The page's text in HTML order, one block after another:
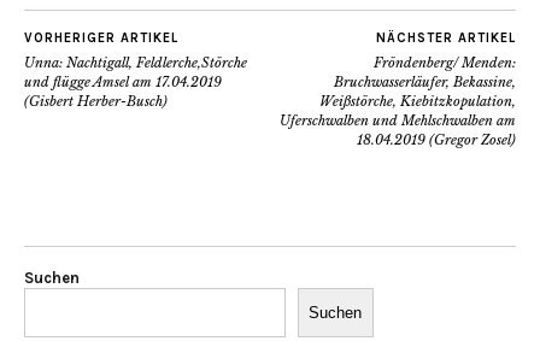
VORHERIGER ARTIKEL
Unna: Nachtigall, Feldlerche,Störche
und flügge Amsel am 17.04.2019
(Gisbert Herber-Busch)
NÄCHSTER ARTIKEL
Fröndenberg/ Menden:
Bruchwasserläufer, Bekassine,
Weißstörche, Kiebitzkopulation,
Uferschwalben und Mehlschwalben am
18.04.2019 (Gregor Zosel)
Suchen
Suchen